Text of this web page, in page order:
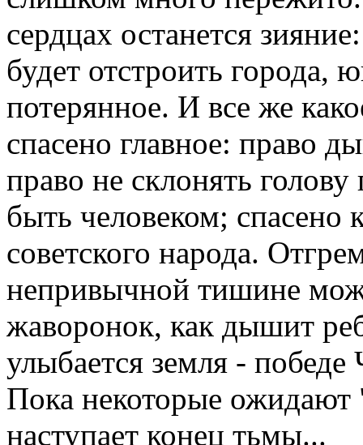
сердцах останется
будет отстроить города,
потерянное. И все же
спасено главное: право
право не склонять
быть человеком; спасено
советского народа.
непривычной тишине
жаворонок, как дышит
улыбается земля - победе
Пока некоторые ожидают
наступает конец тьмы...